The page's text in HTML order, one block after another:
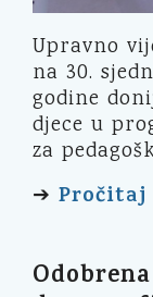
Upravno
na 30.
godine
djece u
za
➔ Pročitaj